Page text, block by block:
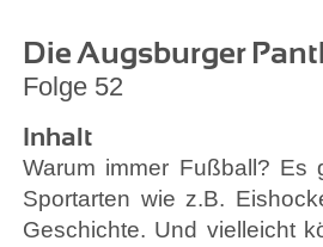
Die Augsburger
Folge 52
Inhalt
Warum immer Fußball? Es
Sportarten wie z.B.
Geschichte. Und vielleicht